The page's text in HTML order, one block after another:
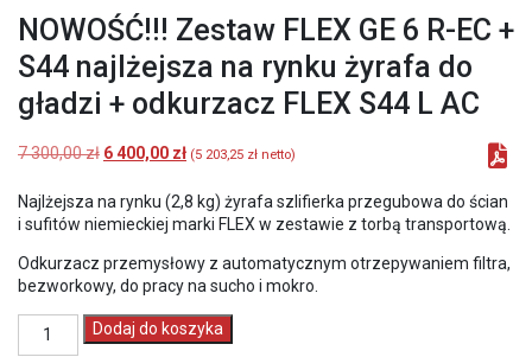
NOWOŚĆ!!! Zestaw FLEX GE 6 R-EC +
S44 najlżejsza na rynku żyrafa do
gładzi + odkurzacz FLEX S44 L AC
7 300,00zł Pierwotna
wynosiła:
7
6 400,00 złAktualna
wynosi:
6
(5 203,25 zł netto)
Najlżejsza na rynku (2,8 kg) żyrafa szlifierka przegubowa do ścian
i sufitów niemieckiej marki FLEX w zestawie z torbą transportową.
Odkurzacz przemysłowy z automatycznym otrzepywaniem filtra,
bezworkowy, do pracy na sucho i mokro.
ilość
NOWOŚĆ!!!
Dodaj do koszyka